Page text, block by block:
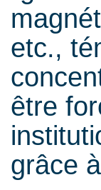
etc.,
être
grâce